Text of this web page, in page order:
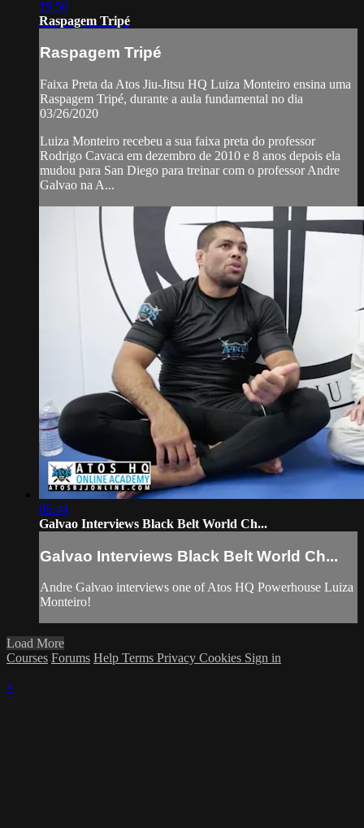
19:50
Raspagem Tripé
Raspagem Tripé
Faixa Preta da Atos Jiu-Jitsu HQ Luiza Monteiro ensina uma
Raspagem Tripé, durante a aula fundamental no dia
03/26/2020
Luiza Monteiro recebeu a sua faixa preta do professor
Rodrigo Cavaca em dezembro de 2010 e 8 anos depois ela
mudou para San Diego para treinar com o professor Andre
Galvao na A...
05:44
Galvao Interviews Black Belt World Ch...
Galvao Interviews Black Belt World Ch...
Andre Galvao interviews one of Atos HQ Powerhouse Luiza
Monteiro!
Load More
Courses Forums Help Terms Privacy Cookies Sign in
×